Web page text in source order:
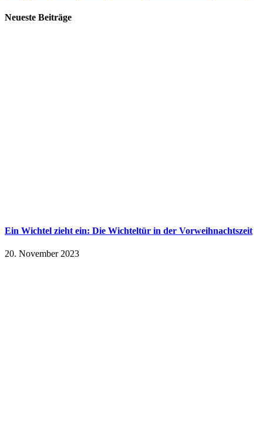
Neueste Beiträge
Ein Wichtel zieht ein: Die Wichteltür in der Vorweihnachtszeit
20. November 2023